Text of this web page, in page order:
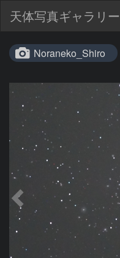
天体写真ギャラリー
Noraneko_Shiro